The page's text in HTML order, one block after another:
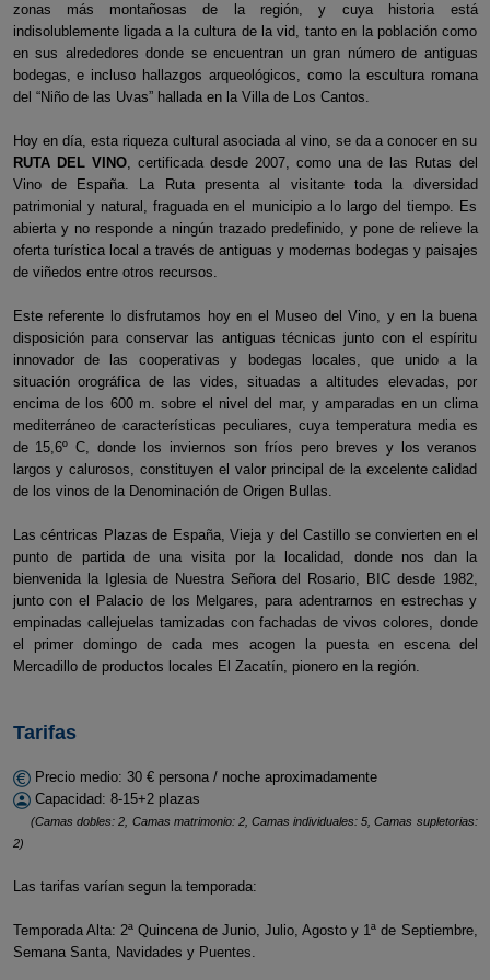
zonas más montañosas de la región, y cuya historia está
indisolublemente ligada a la cultura de la vid, tanto en la población como
en sus alrededores donde se encuentran un gran número de antiguas
bodegas, e incluso hallazgos arqueológicos, como la escultura romana
del “Niño de las Uvas” hallada en la Villa de Los Cantos.
Hoy en día, esta riqueza cultural asociada al vino, se da a conocer en su
RUTA DEL VINO, certificada desde 2007, como una de las Rutas del
Vino de España. La Ruta presenta al visitante toda la diversidad
patrimonial y natural, fraguada en el municipio a lo largo del tiempo. Es
abierta y no responde a ningún trazado predefinido, y pone de relieve la
oferta turística local a través de antiguas y modernas bodegas y paisajes
de viñedos entre otros recursos.
Este referente lo disfrutamos hoy en el Museo del Vino, y en la buena
disposición para conservar las antiguas técnicas junto con el espíritu
innovador de las cooperativas y bodegas locales, que unido a la
situación orográfica de las vides, situadas a altitudes elevadas, por
encima de los 600 m. sobre el nivel del mar, y amparadas en un clima
mediterráneo de características peculiares, cuya temperatura media es
de 15,6º C, donde los inviernos son fríos pero breves y los veranos
largos y calurosos, constituyen el valor principal de la excelente calidad
de los vinos de la Denominación de Origen Bullas.
Las céntricas Plazas de España, Vieja y del Castillo se convierten en el
punto de partida de una visita por la localidad, donde nos dan la
bienvenida la Iglesia de Nuestra Señora del Rosario, BIC desde 1982,
junto con el Palacio de los Melgares, para adentrarnos en estrechas y
empinadas callejuelas tamizadas con fachadas de vivos colores, donde
el primer domingo de cada mes acogen la puesta en escena del
Mercadillo de productos locales El Zacatín, pionero en la región.
Tarifas
Precio medio: 30 € persona / noche aproximadamente
Capacidad: 8-15+2 plazas
(Camas dobles: 2, Camas matrimonio: 2, Camas individuales: 5, Camas supletorias:
2)
Las tarifas varían segun la temporada:
Temporada Alta: 2ª Quincena de Junio, Julio, Agosto y 1ª de Septiembre,
Semana Santa, Navidades y Puentes.